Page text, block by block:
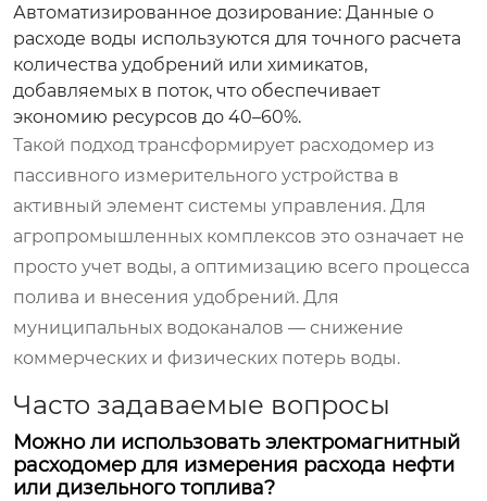
Автоматизированное дозирование: Данные о
расходе воды используются для точного расчета
количества удобрений или химикатов,
добавляемых в поток, что обеспечивает
экономию ресурсов до 40–60%.
Такой подход трансформирует расходомер из
пассивного измерительного устройства в
активный элемент системы управления. Для
агропромышленных комплексов это означает не
просто учет воды, а оптимизацию всего процесса
полива и внесения удобрений. Для
муниципальных водоканалов — снижение
коммерческих и физических потерь воды.
Часто задаваемые вопросы
Можно ли использовать электромагнитный
расходомер для измерения расхода нефти
или дизельного топлива?